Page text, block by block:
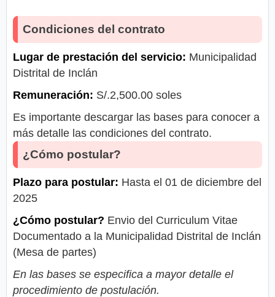
Condiciones del contrato
Lugar de prestación del servicio: Municipalidad
Distrital de Inclán
Remuneración: S/.2,500.00 soles
Es importante descargar las bases para conocer a
más detalle las condiciones del contrato.
¿Cómo postular?
Plazo para postular: Hasta el 01 de diciembre del
2025
¿Cómo postular? Envio del Curriculum Vitae
Documentado a la Municipalidad Distrital de Inclán
(Mesa de partes)
En las bases se especifica a mayor detalle el
procedimiento de postulación.